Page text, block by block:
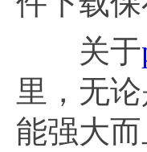
关于
里，无
能强大